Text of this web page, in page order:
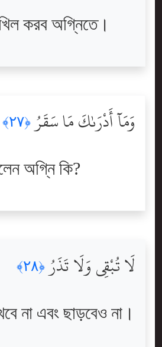
করব অগ্নিতে।
وَمَآ أَدْرَىٰكَ مَا سَقَرُ﴿٢٧﴾
অগ্নি কি?
لَا تُبْقِى وَلَا تَذَرُ ﴿٢٨﴾
না এবং ছাড়বেও না।